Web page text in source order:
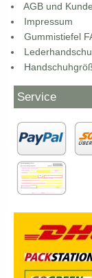
AGB und
Impressum
Gummistiefel
Service